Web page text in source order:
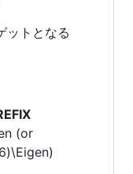
ットとなる
(or